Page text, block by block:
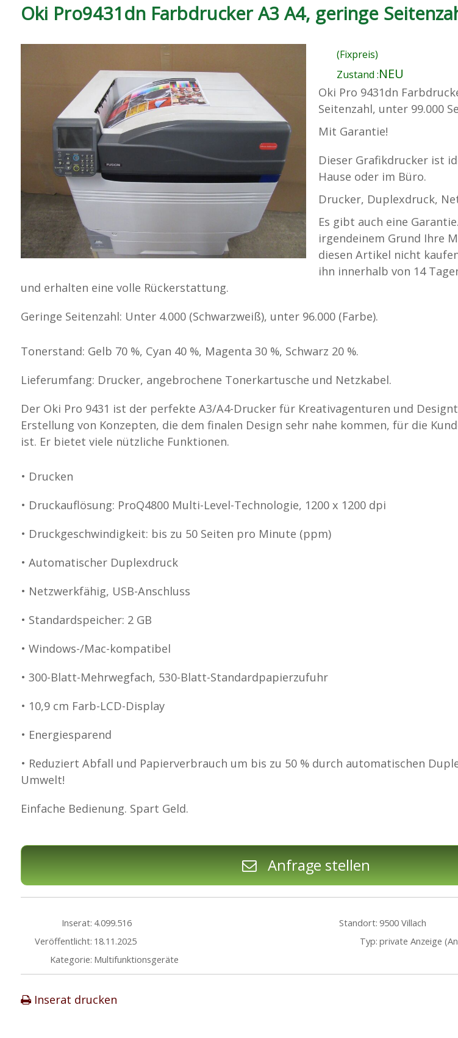
Oki Pro9431dn Farbdrucker A3 A4, geringe
(Fixpreis)
Zustand :NEU
Oki Pro 9431dn
Seitenzahl, unter 99.000
Mit Garantie!
Dieser Grafikdrucker ist
Hause oder im Büro.
Drucker, Duplexdruck,
Es gibt auch eine
irgendeinem Grund Ihre
diesen Artikel nicht
ihn innerhalb von 14
und erhalten eine volle Rückerstattung.
Geringe Seitenzahl: Unter 4.000 (Schwarzweiß), unter 96.000 (Farbe).
Tonerstand: Gelb 70 %, Cyan 40 %, Magenta 30 %, Schwarz 20 %.
Lieferumfang: Drucker, angebrochene Tonerkartusche und Netzkabel.
Der Oki Pro 9431 ist der perfekte A3/A4-Drucker für Kreativagenturen und
Erstellung von Konzepten, die dem finalen Design sehr nahe kommen, für die
ist. Er bietet viele nützliche Funktionen.
• Drucken
• Druckauflösung: ProQ4800 Multi-Level-Technologie, 1200 x 1200 dpi
• Druckgeschwindigkeit: bis zu 50 Seiten pro Minute (ppm)
• Automatischer Duplexdruck
• Netzwerkfähig, USB-Anschluss
• Standardspeicher: 2 GB
• Windows-/Mac-kompatibel
• 300-Blatt-Mehrwegfach, 530-Blatt-Standardpapierzufuhr
• 10,9 cm Farb-LCD-Display
• Energiesparend
• Reduziert Abfall und Papierverbrauch um bis zu 50 % durch automatischen
Umwelt!
Einfache Bedienung. Spart Geld.
Anfrage stellen
Inserat: 4.099.516
Veröffentlicht: 18.11.2025
Kategorie: Multifunktionsgeräte
Standort: 9500 Villach
Typ: private Anzeige
Inserat drucken